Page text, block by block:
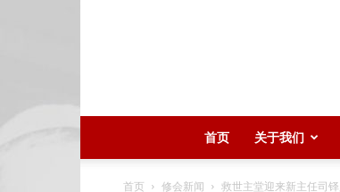
首页 关于我们
首页 修会新闻 救世主堂迎来新主任司